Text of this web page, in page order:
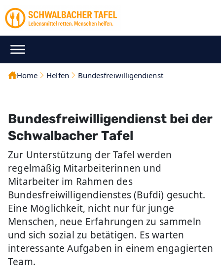
Home Helfen Bundesfreiwilligendienst
Bundesfreiwilligendienst bei der
Schwalbacher Tafel
Zur Unterstützung der Tafel werden
regelmäßig Mitarbeiterinnen und
Mitarbeiter im Rahmen des
Bundesfreiwilligendienstes (Bufdi) gesucht.
Eine Möglichkeit, nicht nur für junge
Menschen, neue Erfahrungen zu sammeln
und sich sozial zu betätigen. Es warten
interessante Aufgaben in einem engagierten
Team.